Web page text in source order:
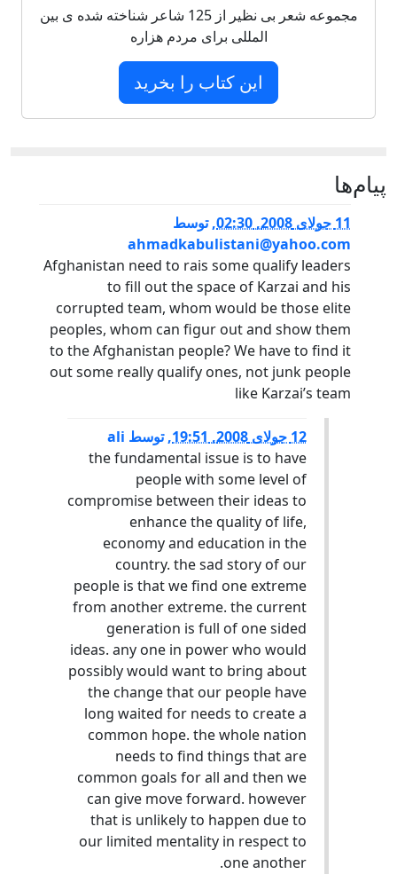
مجموعه شعر بی نظیر از 125 شاعر شناخته شده ی بین
المللی برای مردم هزاره
این کتاب را بخرید
پيام‌ها
11 جولای 2008, 02:30 ,توسط
ahmadkabulistani@yahoo.com
Afghanistan need to rais some qualify leaders
to fill out the space of Karzai and his
corrupted team, whom would be those elite
peoples, whom can figur out and show them
to the Afghanistan people? We have to find it
out some really qualify ones, not junk people
like Karzai’s team
12 جولای 2008, 19:51 ,توسط ali
the fundamental issue is to have
people with some level of
compromise between their ideas to
enhance the quality of life,
economy and education in the
country. the sad story of our
people is that we find one extreme
from another extreme. the current
generation is full of one sided
ideas. any one in power who would
possibly would want to bring about
the change that our people have
long waited for needs to create a
common hope. the whole nation
needs to find things that are
common goals for all and then we
can give move forward. however
that is unlikely to happen due to
our limited mentality in respect to
one another.